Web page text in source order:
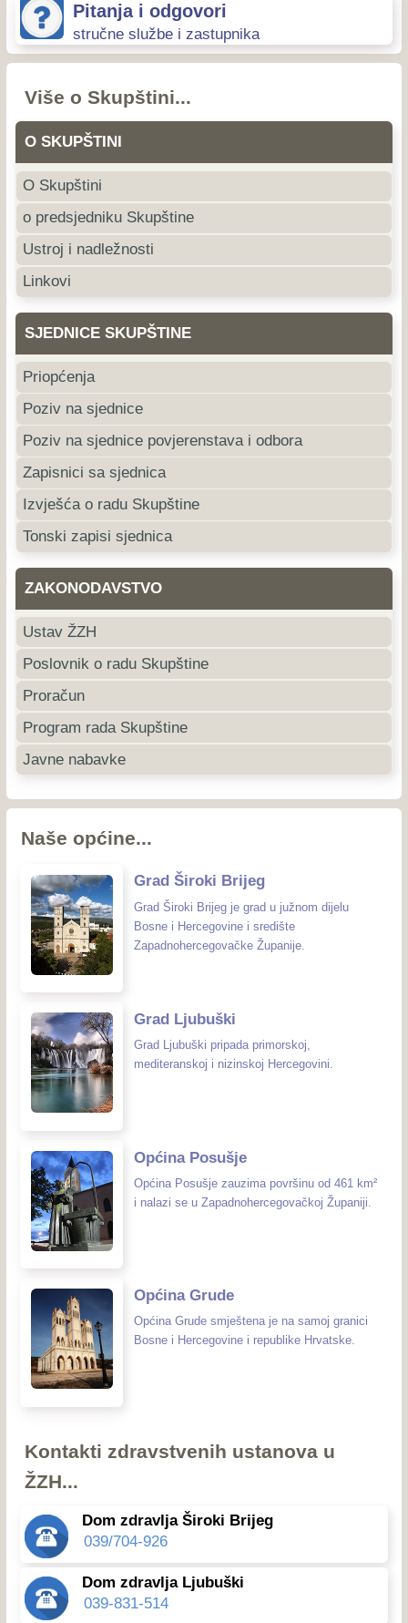
Pitanja i odgovori
stručne službe i zastupnika
Više o Skupštini...
O SKUPŠTINI
O Skupštini
o predsjedniku Skupštine
Ustroj i nadležnosti
Linkovi
SJEDNICE SKUPŠTINE
Priopćenja
Poziv na sjednice
Poziv na sjednice povjerenstava i odbora
Zapisnici sa sjednica
Izvješća o radu Skupštine
Tonski zapisi sjednica
ZAKONODAVSTVO
Ustav ŽZH
Poslovnik o radu Skupštine
Proračun
Program rada Skupštine
Javne nabavke
Naše općine...
Grad Široki Brijeg
Grad Široki Brijeg je grad u južnom dijelu
Bosne i Hercegovine i središte
Zapadnohercegovačke Županije.
Grad Ljubuški
Grad Ljubuški pripada primorskoj,
mediteranskoj i nizinskoj Hercegovini.
Općina Posušje
Općina Posušje zauzima površinu od 461 km²
i nalazi se u Zapadnohercegovačkoj Županiji.
Općina Grude
Općina Grude smještena je na samoj granici
Bosne i Hercegovine i republike Hrvatske.
Kontakti zdravstvenih ustanova u
ŽZH...
Dom zdravlja Široki Brijeg
039/704-926
Dom zdravlja Ljubuški
039-831-514